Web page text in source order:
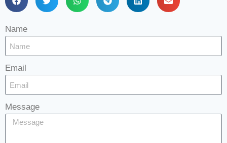
Name
Email
Message